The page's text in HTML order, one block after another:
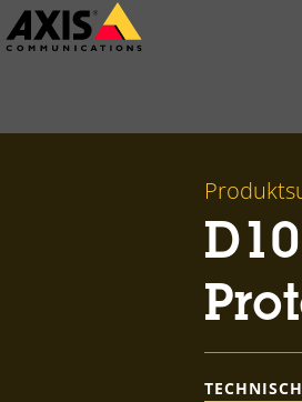
Zum
Hauptinhalt